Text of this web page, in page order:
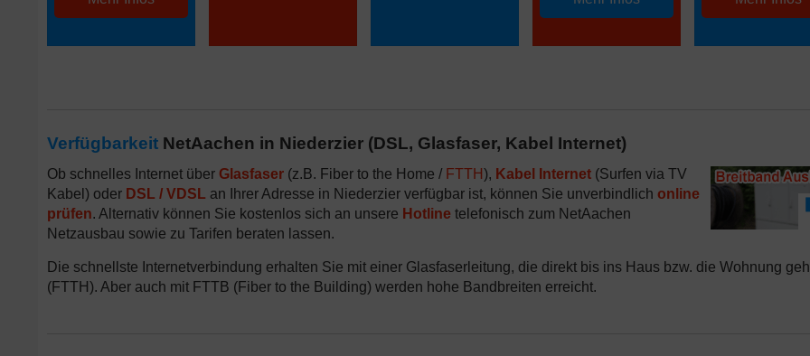
Verfügbarkeit NetAachen in Niederzier (DSL, Glasfaser, Kabel Internet)
Ob schnelles Internet über Glasfaser (z.B. Fiber to the Home / FTTH), Kabel Internet (Surfen via TV
Kabel) oder DSL / VDSL an Ihrer Adresse in Niederzier verfügbar ist, können Sie unverbindlich online
prüfen. Alternativ können Sie kostenlos sich an unsere Hotline telefonisch zum NetAachen
Netzausbau sowie zu Tarifen beraten lassen.
Die schnellste Internetverbindung erhalten Sie mit einer Glasfaserleitung, die direkt bis ins Haus bzw. die Wohnung
(FTTH). Aber auch mit FTTB (Fiber to the Building) werden hohe Bandbreiten erreicht.